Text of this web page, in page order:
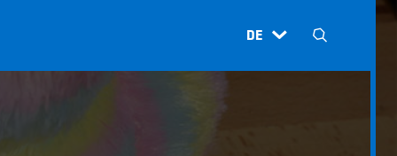
DE H N